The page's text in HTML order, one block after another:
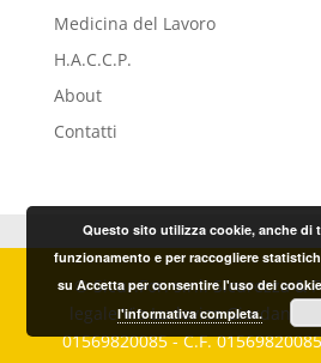
Medicina del Lavoro
H.A.C.C.P.
About
Contatti
© Sicur.For. s.r.l. Sicurezza &
legale Via Ludovico Giordano,
01569820085 - C.F.
Questo sito utilizza cookie, anche di
funzionamento e per raccogliere
su Accetta per consentire l'uso dei
l'informativa completa.